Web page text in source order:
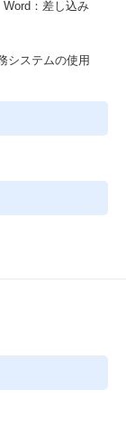
：差し込み
システムの使用